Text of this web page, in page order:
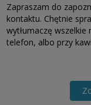
Zapraszam do
kontaktu. Chętnie
wytłumaczę wszelkie
telefon, albo przy